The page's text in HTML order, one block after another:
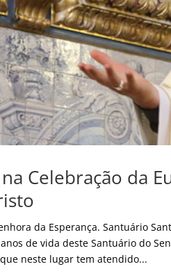
Celebração da
da Esperança. Santuário
de vida deste Santuário do
neste lugar tem atendido...